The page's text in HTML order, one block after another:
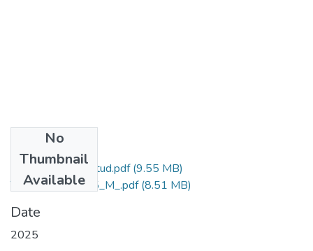
No
Thumbnail
Available
Grado de Similitud.pdf(9.55 MB)
T036_02425115_M_.pdf(8.51 MB)
Date
2025